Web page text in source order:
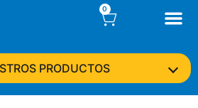
0
PRODUCTOS